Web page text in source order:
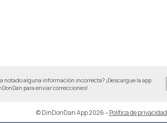
notado alguna información incorrecta? ¡Descargue la app
para enviar correcciones!
© DinDonDan App 2026– Política de privacidad